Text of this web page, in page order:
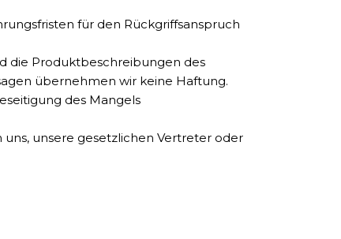
für den Rückgriffsanspruch
die Produktbeschreibungen des
übernehmen wir keine Haftung.
des Mangels
unsere gesetzlichen Vertreter oder